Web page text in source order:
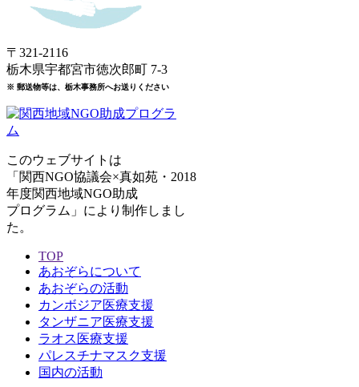
〒321-2116
栃木県宇都宮市徳次郎町 7-3
※ 郵送物等は、栃木事務所へお送りください
このウェブサイトは
「関西NGO協議会×真如苑・2018
年度関西地域NGO助成
プログラム」により制作しまし
た。
TOP
あおぞらについて
あおぞらの活動
カンボジア医療支援
タンザニア医療支援
ラオス医療支援
パレスチナマスク支援
国内の活動